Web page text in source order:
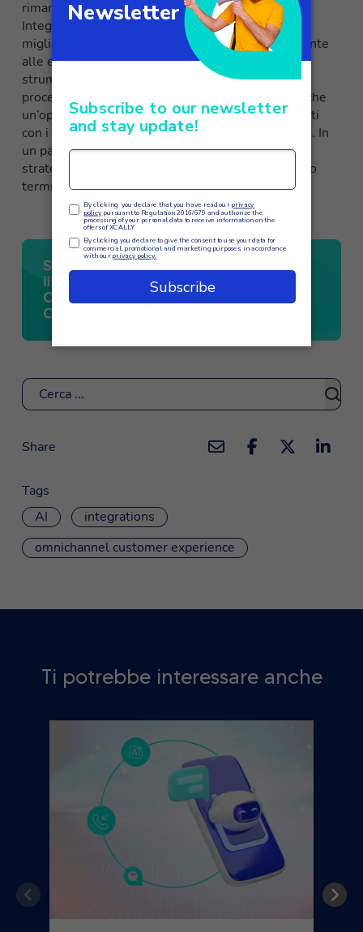
rimanere competitive e proattive nel loro settore.
Integrando questo approccio, le aziende possono
migliorare la loro capacità di rispondere rapidamente
alle esigenze del mercato e dei clienti. Utilizzare
strumenti come
non solo semplifica il
processo di raccolta e analisi dei dati, ma offre anche
un’opportunità unica per costruire relazioni più forti
con i clienti e ottimizzare le performance aziendali. In
un panorama in continua evoluzione, adottare una
strategia DDDM è la chiave per il successo a lungo
termine.
Cerca
Share
Tags
AI
integrations
omnichannel customer experience
Ti potrebbe interessare anche